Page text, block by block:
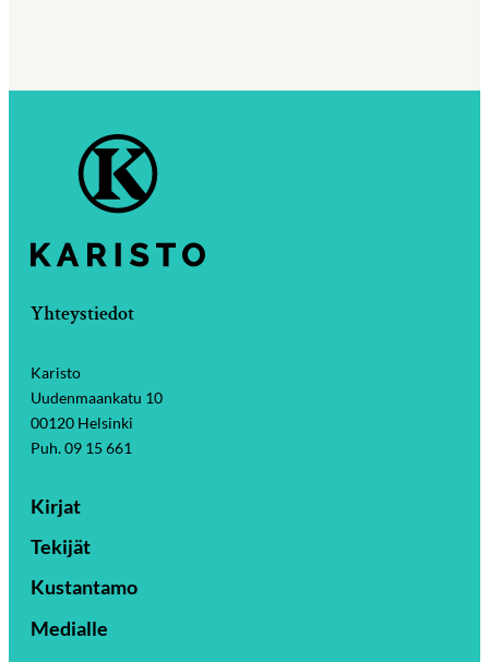
Yhteystiedot
Karisto
Uudenmaankatu 10
00120 Helsinki
Puh. 09 15 661
Kirjat
Tekijät
Kustantamo
Medialle